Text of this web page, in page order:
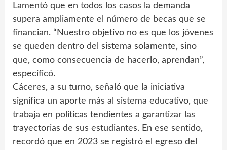
Lamentó que en todos los casos la demanda
supera ampliamente el número de becas que se
financian. “Nuestro objetivo no es que los jóvenes
se queden dentro del sistema solamente, sino
que, como consecuencia de hacerlo, aprendan”,
especificó.
Cáceres, a su turno, señaló que la iniciativa
significa un aporte más al sistema educativo, que
trabaja en políticas tendientes a garantizar las
trayectorias de sus estudiantes. En ese sentido,
recordó que en 2023 se registró el egreso del